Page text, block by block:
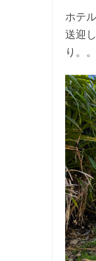
ホテ
送迎
り。。